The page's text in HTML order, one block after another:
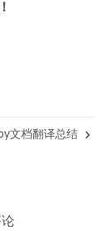
文档翻译总结